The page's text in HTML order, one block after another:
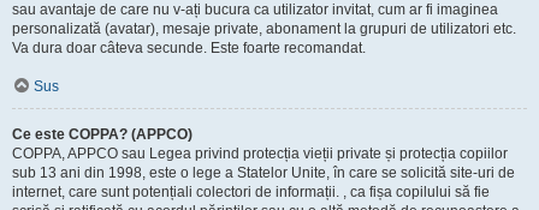
sau avantaje de care nu v-ați bucura ca utilizator invitat, cum ar fi imaginea
personalizată (avatar), mesaje private, abonament la grupuri de utilizatori etc.
Va dura doar câteva secunde. Este foarte recomandat.
Sus
Ce este COPPA? (APPCO)
COPPA, APPCO sau Legea privind protecția vieții private și protecția copiilor
sub 13 ani din 1998, este o lege a Statelor Unite, în care se solicită site-uri de
internet, care sunt potențiali colectori de informații. , ca fișa copilului să fie